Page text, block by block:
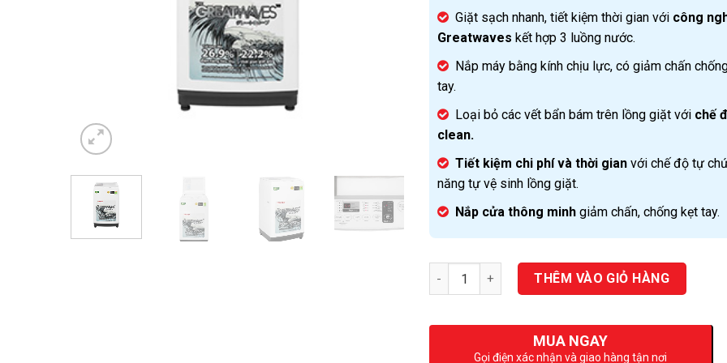
Giặt sạch nhanh, tiết kiệm thời gian với công
Greatwaves kết hợp 3 luồng nước.
Nắp máy bằng kính chịu lực, có giảm chấn
tay.
Loại bỏ các vết bẩn bám trên lồng giặt với chế
clean.
Tiết kiệm chi phí và thời gian với chế độ tự
năng tự vệ sinh lồng giặt.
Nắp cửa thông minhgiảm chấn, chống kẹt tay.
Số lượng THÊM VÀO GIỎ HÀNG
MUA NGAY
Gọi điện xác nhận và giao hàng tận nơi